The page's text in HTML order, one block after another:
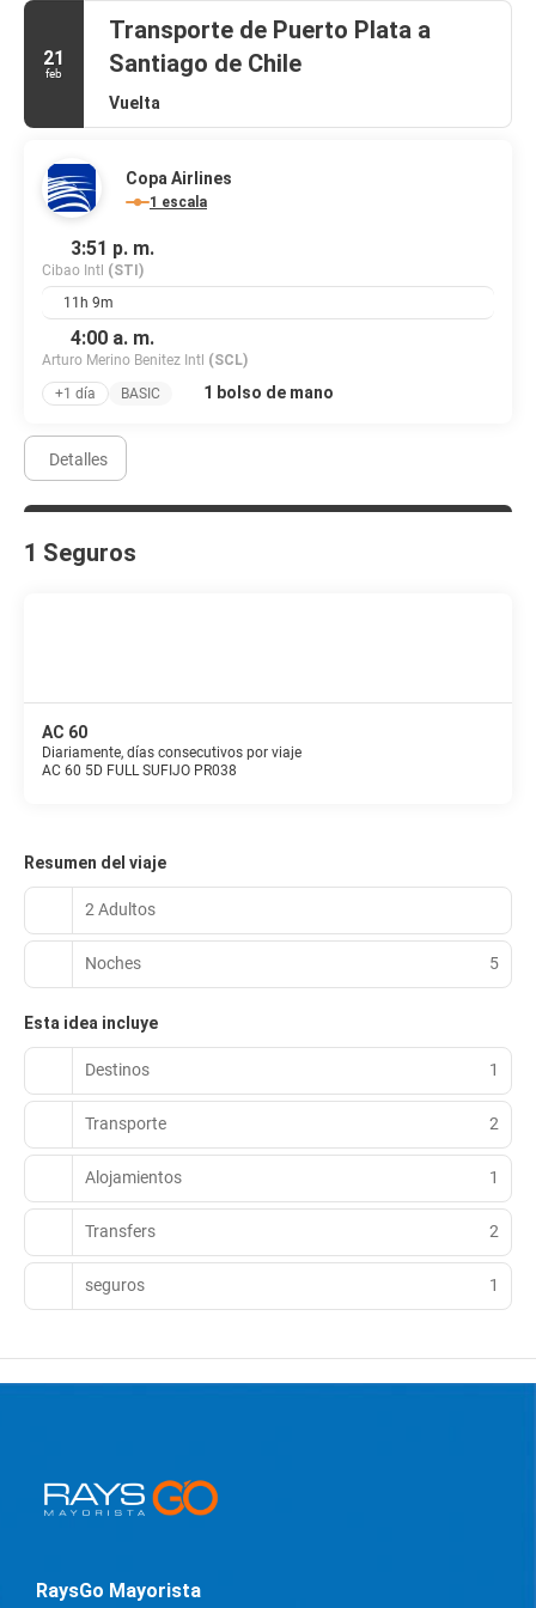
21
feb
Transporte de Puerto Plata a
Santiago de Chile
Vuelta
Copa Airlines
1 escala
3:51 p. m.
Cibao Intl (STI)
11h 9m
4:00 a. m.
Arturo Merino Benitez Intl (SCL)
+1 día
BASIC 1 bolso de mano
Detalles
1 Seguros
AC 60
Diariamente, días consecutivos por viaje
AC 60 5D FULL SUFIJO PR038
Resumen del viaje
2 Adultos
Noches 5
Esta idea incluye
Destinos 1
Transporte 2
Alojamientos 1
Transfers 2
seguros 1
RaysGo Mayorista